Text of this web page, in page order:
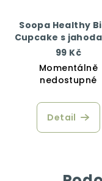
Soopa Healthy
Cupcake s
kokosem 50 g
99 Kč
Momentálně
nedostupné
Detail